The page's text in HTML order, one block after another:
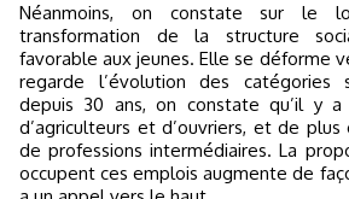
Néanmoins, on constate sur le
transformation de la structure
favorable aux jeunes. Elle se déforme
regarde l’évolution des catégories
depuis 30 ans, on constate qu’il y
d’agriculteurs et d’ouvriers, et de
de professions intermédiaires. La
occupent ces emplois augmente de